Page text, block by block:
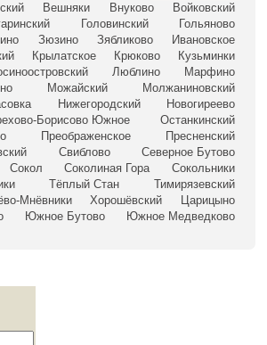
Вешняки Внуково
Войковский
Головинский
Гольяново
Зюзино Зябликово
Ивановское
Крылатское Крюково
Кузьминки
Люблино
Марфино
Можайский
Молжаниновский
Нижегородский
Новогиреево
Борисово Южное
Останкинский
Преображенское
Пресненский
Свиблово
Северное Бутово
Сокол Соколиная Гора
Сокольники
Тёплый Стан
Тимирязевский
Мнёвники Хорошёвский
Царицыно
Южное Бутово
Южное Медведково